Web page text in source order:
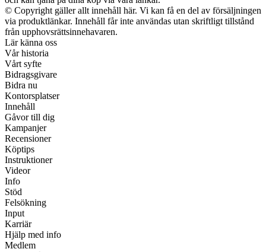
© Copyright gäller allt innehåll här. Vi kan få en del av försäljningen
via produktlänkar. Innehåll får inte användas utan skriftligt tillstånd
från upphovsrättsinnehavaren.
Lär känna oss
Vår historia
Vårt syfte
Bidragsgivare
Bidra nu
Kontorsplatser
Innehåll
Gåvor till dig
Kampanjer
Recensioner
Köptips
Instruktioner
Videor
Info
Stöd
Felsökning
Input
Karriär
Hjälp med info
Medlem